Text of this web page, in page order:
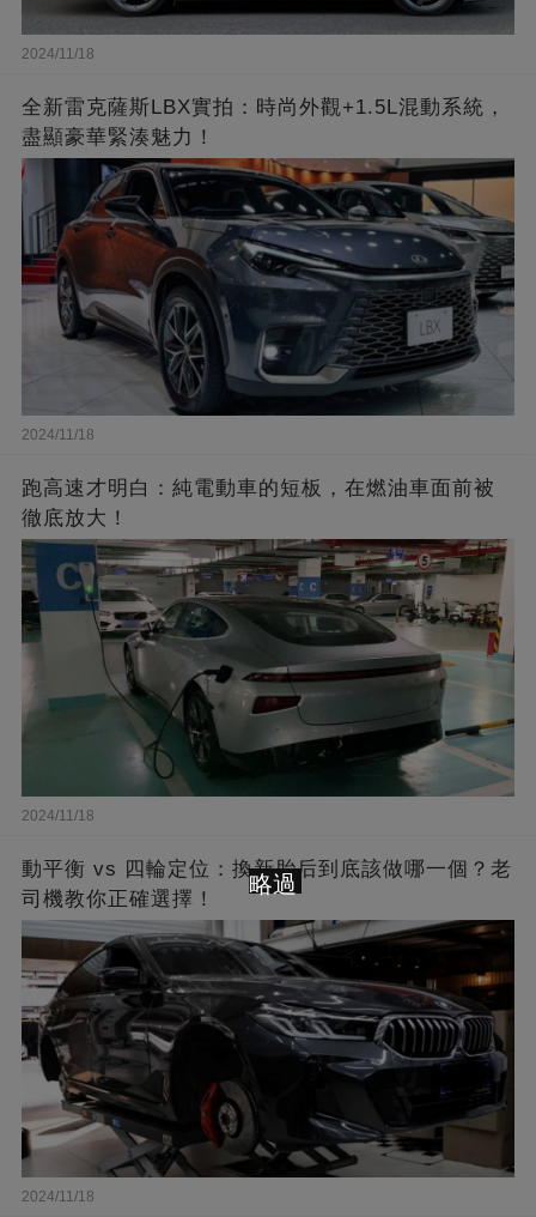
2024/11/18
全新雷克薩斯LBX實拍：時尚外觀+1.5L混動系統，
盡顯豪華緊湊魅力！
2024/11/18
跑高速才明白：純電動車的短板，在燃油車面前被
徹底放大！
2024/11/18
動平衡 vs 四輪定位：換新胎后到底該做哪一個？老
司機教你正確選擇！
2024/11/18
略過